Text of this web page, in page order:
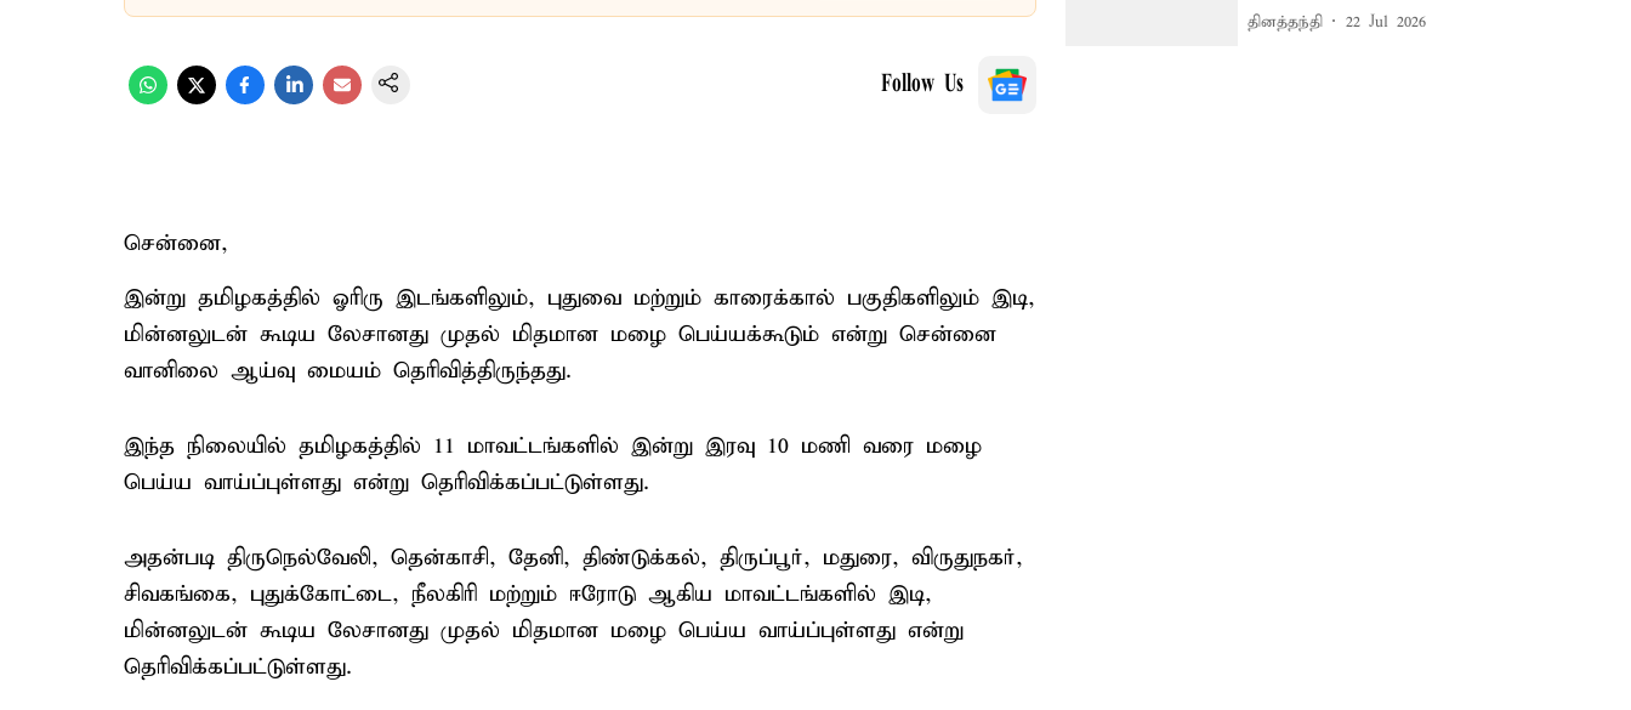
Follow Us
சென்னை,
இன்று தமிழகத்தில் ஓரிரு இடங்களிலும், புதுவை மற்றும் காரைக்கால் பகுதிகளிலும் இடி,
மின்னலுடன் கூடிய லேசானது முதல் மிதமான மழை பெய்யக்கூடும் என்று சென்னை
வானிலை ஆய்வு மையம் தெரிவித்திருந்தது.
இந்த நிலையில் தமிழகத்தில் 11 மாவட்டங்களில் இன்று இரவு 10 மணி வரை மழை
பெய்ய வாய்ப்புள்ளது என்று தெரிவிக்கப்பட்டுள்ளது.
அதன்படி திருநெல்வேலி, தென்காசி, தேனி, திண்டுக்கல், திருப்பூர், மதுரை, விருதுநகர்,
சிவகங்கை, புதுக்கோட்டை, நீலகிரி மற்றும் ஈரோடு ஆகிய மாவட்டங்களில் இடி,
மின்னலுடன் கூடிய லேசானது முதல் மிதமான மழை பெய்ய வாய்ப்புள்ளது என்று
தெரிவிக்கப்பட்டுள்ளது.
தினத்தந்தி 22 Jul 2026